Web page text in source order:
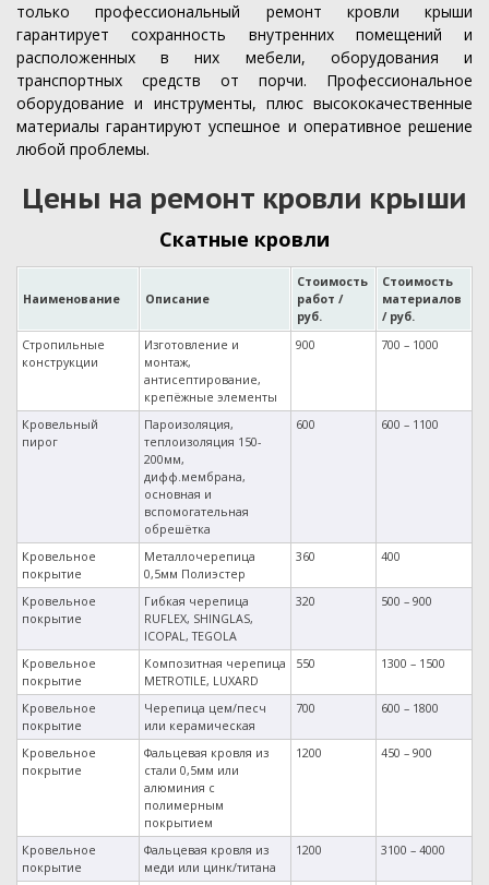
только профессиональный ремонт кровли крыши
гарантирует сохранность внутренних помещений и
расположенных в них мебели, оборудования и
транспортных средств от порчи. Профессиональное
оборудование и инструменты, плюс высококачественные
материалы гарантируют успешное и оперативное решение
любой проблемы.
Цены на ремонт кровли крыши
Скатные кровли
Наименование Описание
Стоимость
работ /
руб.
Стоимость
материалов
/ руб.
Стропильные
конструкции
Изготовление и
монтаж,
антисептирование,
крепёжные элементы
900 700 – 1000
Кровельный
пирог
Пароизоляция,
теплоизоляция 150-
200мм,
дифф.мембрана,
основная и
вспомогательная
обрешётка
600 600 – 1100
Кровельное
покрытие
Металлочерепица
0,5мм Полиэстер
360 400
Кровельное
покрытие
Гибкая черепица
RUFLEX, SHINGLAS,
ICOPAL, TEGOLA
320 500 – 900
Кровельное
покрытие
Композитная черепица
METROTILE, LUXARD
550 1300 – 1500
Кровельное
покрытие
Черепица цем/песч
или керамическая
700 600 – 1800
Кровельное
покрытие
Фальцевая кровля из
стали 0,5мм или
алюминия с
полимерным
покрытием
1200 450 – 900
Кровельное
покрытие
Фальцевая кровля из
меди или цинк/титана
1200 3100 – 4000